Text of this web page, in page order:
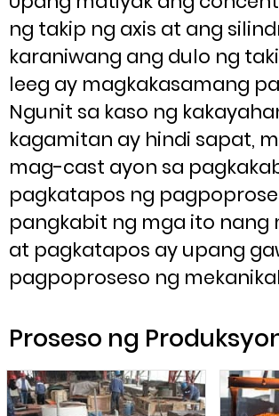
ng takip ng axis at ang
karaniwang ang dulo ng
leeg ay magkakasamang
Ngunit sa kaso ng
kagamitan ay hindi sapat,
mag-cast ayon sa
pagkatapos ng
pangkabit ng mga ito nang
at pagkatapos ay upang
pagpoproseso ng
Proseso ng